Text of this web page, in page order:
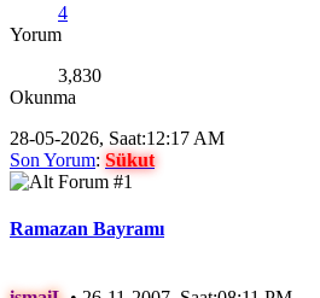
4
Yorum
3,830
Okunma
28-05-2026, Saat:12:17 AM
Son Yorum: Sükut
Ramazan Bayramı